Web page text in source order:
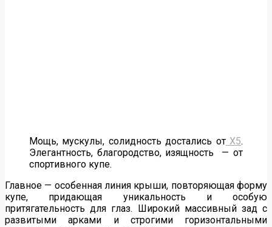
Мощь, мускулы, солидность достались отХ5.
Элегантность, благородство, изящность — от
спортивного купе.
Главное — особенная линия крыши, повторяющая форму
купе, придающая уникальность и особую
притягательность для глаз. Широкий массивный зад с
развитыми арками и строгими горизонтальными